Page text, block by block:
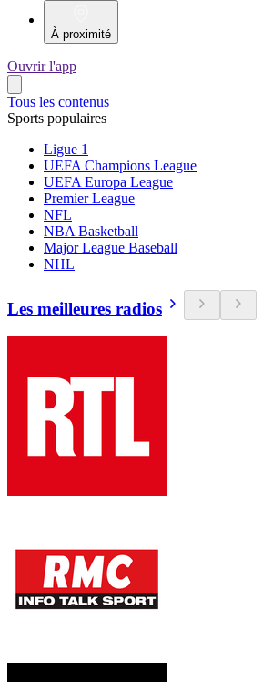
À proximité
Ouvrir l'app
Tous les contenus
Sports populaires
Ligue 1
UEFA Champions League
UEFA Europa League
Premier League
NFL
NBA Basketball
Major League Baseball
NHL
Les meilleures radios